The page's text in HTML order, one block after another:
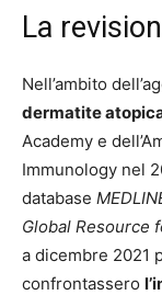
La
Nell’ambito
dermatite
Academy e
Immunology nel
database
Global Resource
a dicembre 2021
confrontassero